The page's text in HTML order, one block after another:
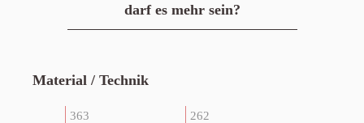
darf es mehr sein?
Material / Technik
363 262